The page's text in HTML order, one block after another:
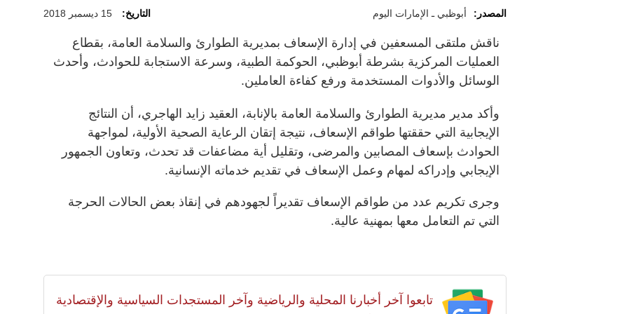
المصدر: أبوظبي ـ الإمارات اليوم التاريخ: 15 ديسمبر 2018
ناقش ملتقى المسعفين في إدارة الإسعاف بمديرية الطوارئ والسلامة العامة، بقطاع
العمليات المركزية بشرطة أبوظبي، الحوكمة الطبية، وسرعة الاستجابة للحوادث، وأحدث
الوسائل والأدوات المستخدمة ورفع كفاءة العاملين.
وأكد مدير مديرية الطوارئ والسلامة العامة بالإنابة، العقيد زايد الهاجري، أن النتائج
الإيجابية التي حققتها طواقم الإسعاف، نتيجة إتقان الرعاية الصحية الأولية، لمواجهة
الحوادث بإسعاف المصابين والمرضى، وتقليل أية مضاعفات قد تحدث، وتعاون الجمهور
الإيجابي وإدراكه لمهام وعمل الإسعاف في تقديم خدماته الإنسانية.
وجرى تكريم عدد من طواقم الإسعاف تقديراً لجهودهم في إنقاذ بعض الحالات الحرجة
التي تم التعامل معها بمهنية عالية.
تابعوا آخر أخبارنا المحلية والرياضية وآخر المستجدات السياسية والإقتصادية